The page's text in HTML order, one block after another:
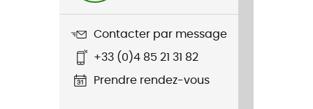
Imperméabilité
Contacter par message
+33 (0)4 85 21 31 82
Prendre rendez-vous